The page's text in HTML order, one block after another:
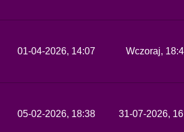
01-04-2026, 14:07
Wczoraj,
05-02-2026, 18:38
31-07-2026,